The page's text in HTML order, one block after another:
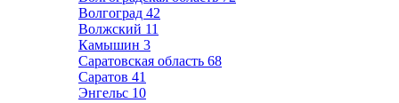
Волгоград 42
Волжский 11
Камышин 3
Саратовская область 68
Саратов 41
Энгельс 10